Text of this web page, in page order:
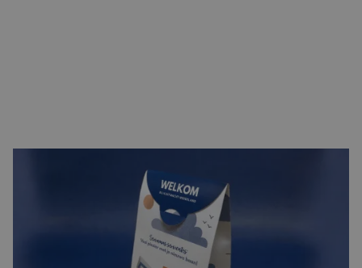
Het verschil met standaard online
Je bestelt online, maar je krijgt geen anonieme